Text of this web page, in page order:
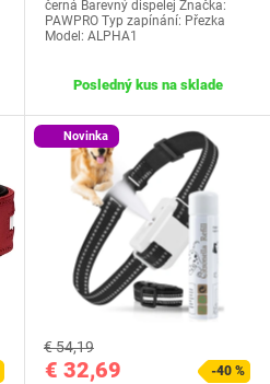
černá Barevný dispelej Značka:
PAWPRO Typ zapínání: Přezka
Model: ALPHA1
Posledný kus na sklade
Novinka
€ 32,69
€ 54,19
-40 %